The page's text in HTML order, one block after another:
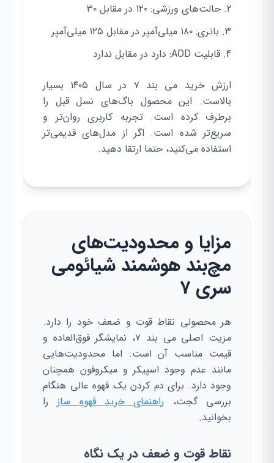
حالت‌های ورزشی: ۱۲۰ در مقابل ۳۰
باتری: ۱۸۰ میلی‌آمپر در مقابل ۱۲۵ میلی‌آمپر
قابلیت AOD: دارد در مقابل ندارد
ارزش خرید می بند ۷ در سال ۱۴۰۵ بسیار
بالاست. این محصول باگ‌های نسل قبل را
برطرف کرده است. تجربه کاربری روان‌تر و
سریع‌تر شده است. اگر از مدل‌های قدیمی‌تر
استفاده می‌کنید، حتما ارتقا دهید.
مزایا و محدودیت‌های
مچ‌بند هوشمند شیائومی
سری 7
هر محصولی نقاط قوت و ضعف خود را دارد.
مزیت اصلی می بند ۷، نمایشگر فوق‌العاده و
قیمت مناسب آن است. اما محدودیت‌هایی
مانند عدم وجود اسپیکر و میکروفون همچنان
وجود دارد. برای دم کردن یک قهوه عالی هنگام
بررسی گجت، راهنمای خرید قهوه سازرا
بخوانید.
نقاط قوت و ضعف در یک نگاه